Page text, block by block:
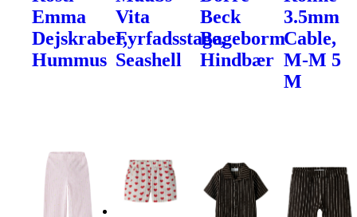
Emma
Dejskraber,
Hummus
Vita
Fyrfadsstage,
Seashell
Beck
Bageborm
Hindbær
3.5mm
Cable,
M-M 5
M